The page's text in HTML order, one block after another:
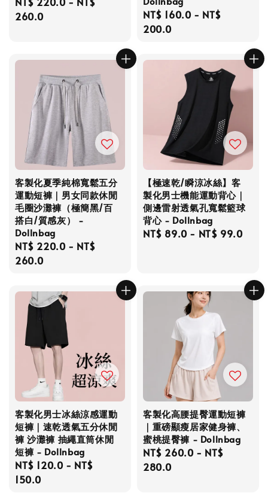
price
260.0
Regular
price
NT$ 160.0 - NT$
200.0
客製化夏季純棉寬鬆五分
運動短褲｜男女同款休閒
毛圈沙灘褲（極簡黑/百
搭白/質感灰） -
Dollnbag
Regular
price
NT$ 220.0 - NT$
260.0
【極速乾/瞬涼冰絲】客
製化男士機能運動背心｜
側邊雷射透氣孔寬鬆籃球
背心 - Dollnbag
Regular
NT$ 89.0 - NT$ 99.0
客製化男士冰絲涼感運動
短褲｜速乾透氣五分休閒
褲 沙灘褲 抽繩直筒休閒
短褲 - Dollnbag
Regular
price
NT$ 120.0 - NT$
150.0
客製化高腰提臀運動短褲
｜重磅顯瘦居家健身褲、
蜜桃提臀褲 - Dollnbag
Regular
price
NT$ 260.0 - NT$
280.0